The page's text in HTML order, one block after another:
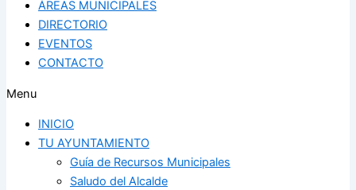
ÁREAS MUNICIPALES
DIRECTORIO
EVENTOS
CONTACTO
Menu
INICIO
TU AYUNTAMIENTO
Guía de Recursos Municipales
Saludo del Alcalde